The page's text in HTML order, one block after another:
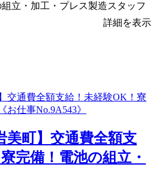
立・加工・プレス製造スタッフ
詳細を表示
美町】交通費全額支
完備！電池の組立・